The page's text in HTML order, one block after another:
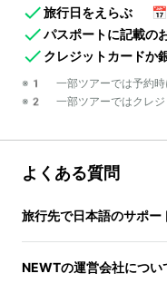
旅行日をえらぶ
📅
パスポートに記載の
クレジットカードか
※1 一部ツアーでは予約時
※2 一部ツアーではクレジ
よくある質問
旅行先で日本語のサポー
NEWTの運営会社につい